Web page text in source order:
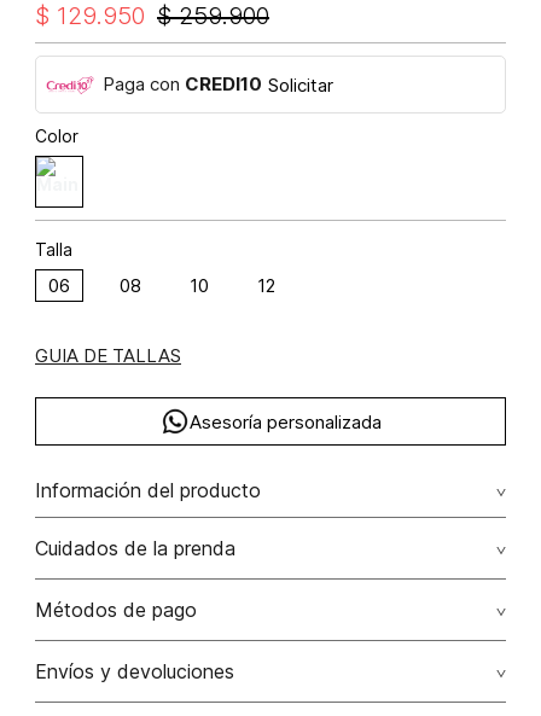
$ 259.900
$ 129.950
Paga con CREDI10 Solicitar
Color
Talla
06 08 10 12
GUIA DE TALLAS
Asesoría personalizada
Información del producto
Mini vestido globo
Composición: POLIÉSTER 94% ELASTANO 6%
Cuidados de la prenda
Lavar a mano por separado / no dejar en remojo / no
No usar lejia
Métodos de pago
Tarjetas de crédito: Visa, Dinners, Master Card y American
Envíos y devoluciones